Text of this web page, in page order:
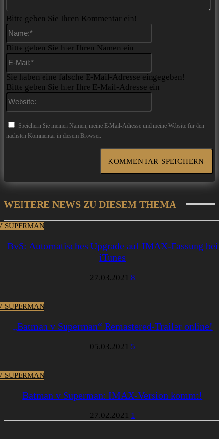
Bitte geben Sie Ihren Kommentar ein!
Bitte geben Sie hier Ihren Namen ein
Sie haben eine falsche E-Mail-Adresse eingegeben!
Bitte geben Sie hier Ihre E-Mail-Adresse ein
Speichern Sie meinen Namen, meine E-Mail-Adresse und meine Website für den
nächsten Kommentar in diesem Browser.
WEITERE NEWS ZU DIESEM THEMA
SUPERMAN
BvS: Automatisches Upgrade auf IMAX-Fassung bei
iTunes
27.03.2021 8
SUPERMAN
„Batman v Superman“ Remastered-Trailer online!
05.03.2021 5
SUPERMAN
Batman v Superman: IMAX-Version kommt!
27.02.2021 1